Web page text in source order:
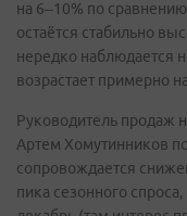
на 6–10% по
остаётся стабильно
нередко наблюдается
возрастает примерно
Руководитель продаж
Артем Хомутинников
сопровождается
пика сезонного